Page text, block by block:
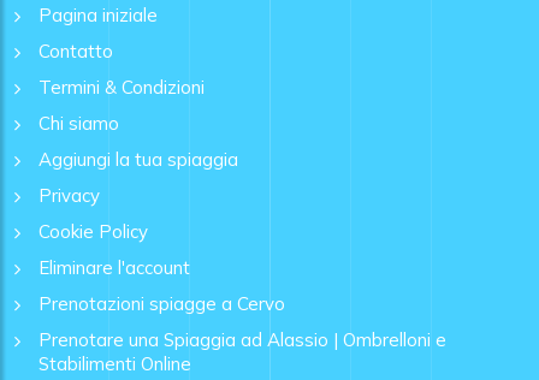
Pagina iniziale
Contatto
Termini & Condizioni
Chi siamo
Aggiungi la tua spiaggia
Privacy
Cookie Policy
Eliminare l'account
Prenotazioni spiagge a Cervo
Prenotare una Spiaggia ad Alassio | Ombrelloni e
Stabilimenti Online